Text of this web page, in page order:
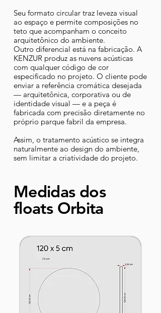
Seu formato circular traz leveza visual
ao espaço e permite composições no
teto que acompanham o conceito
arquitetônico do ambiente.
Outro diferencial está na fabricação. A
KENZUR produz as nuvens acústicas
com qualquer código de cor
especificado no projeto. O cliente pode
enviar a referência cromática desejada
— arquitetônica, corporativa ou de
identidade visual — e a peça é
fabricada com precisão diretamente no
próprio parque fabril da empresa.
Assim, o tratamento acústico se integra
naturalmente ao design do ambiente,
sem limitar a criatividade do projeto.
Medidas dos
floats Orbita